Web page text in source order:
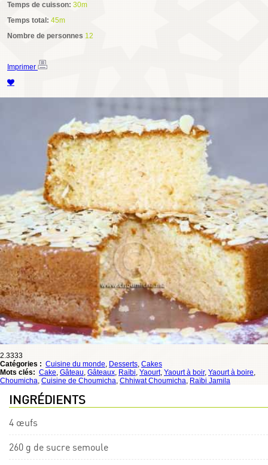
Temps de cuisson: 30m
Temps total: 45m
Nombre de personnes 12
Imprimer
2.3333
Catégories : Cuisine du monde, Desserts, Cakes
Mots clés: Cake, Gâteau, Gâteaux, Raïbi, Yaourt, Yaourt à boir, Yaourt à boire,
Choumicha, Cuisine de Choumicha, Chhiwat Choumicha, Raïbi Jamila
INGRÉDIENTS
4 œufs
260 g de sucre semoule